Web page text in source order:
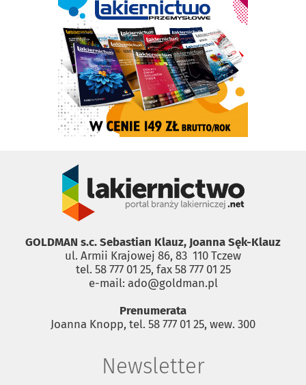
GOLDMAN s.c. Sebastian Klauz, Joanna Sęk-Klauz
ul. Armii Krajowej 86, 83 ­ 110 Tczew
tel. 58 777 01 25, fax 58 777 01 25
e-mail: ado@goldman.pl
Prenumerata
Joanna Knopp, tel. 58 777 01 25, wew. 300
Newsletter